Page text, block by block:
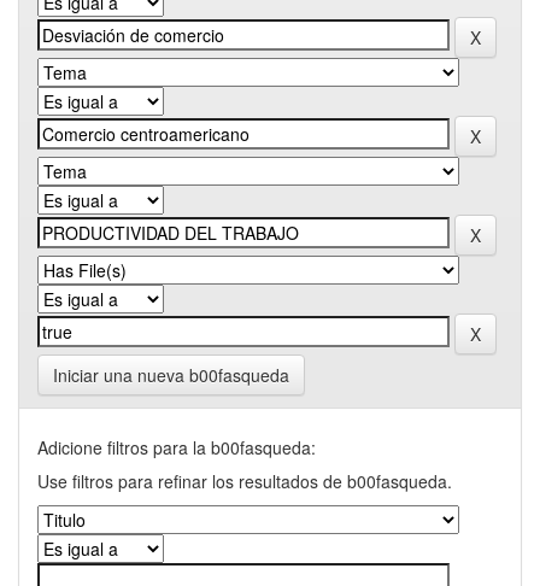
Iniciar una nueva b00fasqueda
Adicione filtros para la b00fasqueda:
Use filtros para refinar los resultados de b00fasqueda.